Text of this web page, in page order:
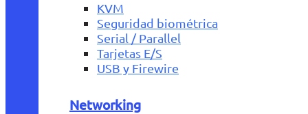
KVM
Seguridad biométrica
Serial / Parallel
Tarjetas E/S
USB y Firewire
Networking